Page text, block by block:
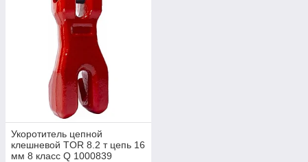
Укоротитель цепной
клешневой TOR 8.2 т цепь 16
мм 8 класс Q 1000839